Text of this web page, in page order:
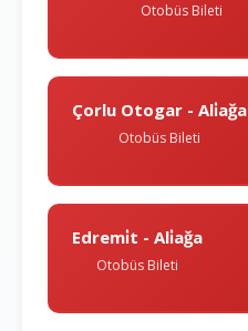
Otobüs Bileti
Çorlu Otogar - Ali̇ağa
Otobüs Bileti
Edremi̇t - Ali̇ağa
Otobüs Bileti